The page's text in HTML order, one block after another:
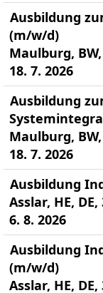
Ausbildung
(m/w/d)
Maulburg, BW,
18. 7. 2026
Ausbildung
Maulburg, BW,
18. 7. 2026
Ausbildung
Asslar, HE, DE,
6. 8. 2026
Ausbildung
(m/w/d)
Asslar, HE, DE,